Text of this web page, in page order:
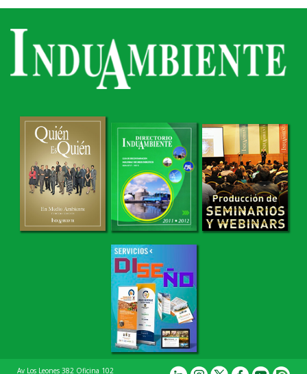
Av Los Leones 382 Oficina 102